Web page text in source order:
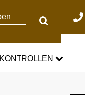
Suche
KONTROLLEN